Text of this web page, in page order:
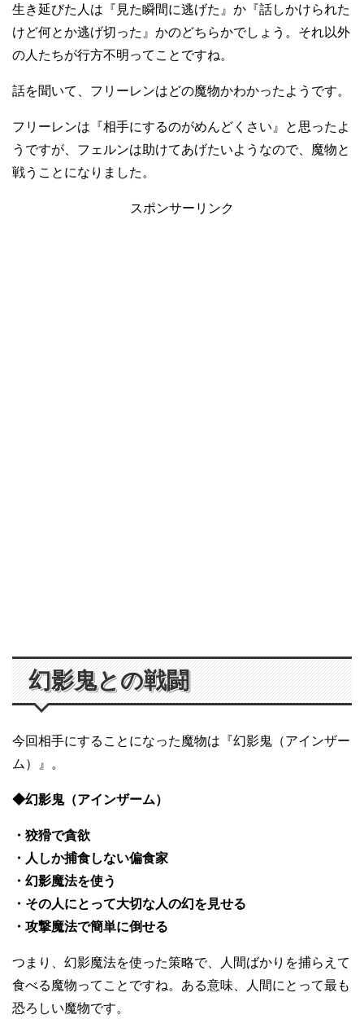
生き延びた人は『見た瞬間に逃げた』か『話しかけられた
けど何とか逃げ切った』かのどちらかでしょう。それ以外
の人たちが行方不明ってことですね。
話を聞いて、フリーレンはどの魔物かわかったようです。
フリーレンは『相手にするのがめんどくさい』と思ったよ
うですが、フェルンは助けてあげたいようなので、魔物と
戦うことになりました。
スポンサーリンク
幻影鬼との戦闘
今回相手にすることになった魔物は『幻影鬼（アインザー
ム）』。
◆幻影鬼（アインザーム）
・狡猾で貪欲
・人しか捕食しない偏食家
・幻影魔法を使う
・その人にとって大切な人の幻を見せる
・攻撃魔法で簡単に倒せる
つまり、幻影魔法を使った策略で、人間ばかりを捕らえて
食べる魔物ってことですね。ある意味、人間にとって最も
恐ろしい魔物です。